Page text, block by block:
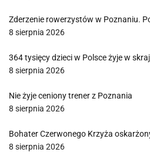
Zderzenie rowerzystów w Poznaniu.
8 sierpnia 2026
364 tysięcy dzieci w Polsce żyje w
8 sierpnia 2026
Nie żyje ceniony trener z Poznania
8 sierpnia 2026
Bohater Czerwonego Krzyża
8 sierpnia 2026